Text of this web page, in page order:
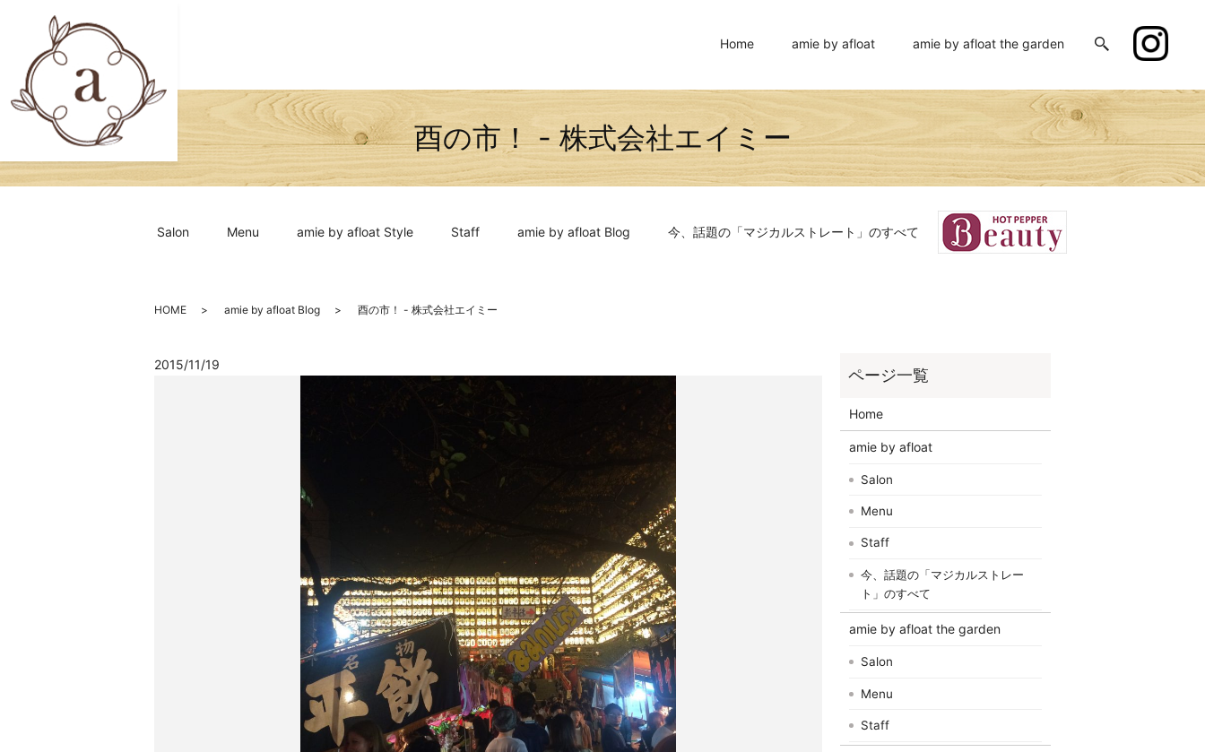
Home amie by afloat amie by afloat the garden
Salon Menu amie by afloat Style Staff amie by afloat Blog 今、話題の「マジカルストレート」のすべて
酉の市！ - 株式会社エイミー
HOME amie by afloat Blog 酉の市！ - 株式会社エイミー
2015/11/19
Home
amie by afloat
Salon
Menu
Staff
今、話題の「マジカルストレー
ト」のすべて
amie by afloat the garden
Salon
Menu
Staff